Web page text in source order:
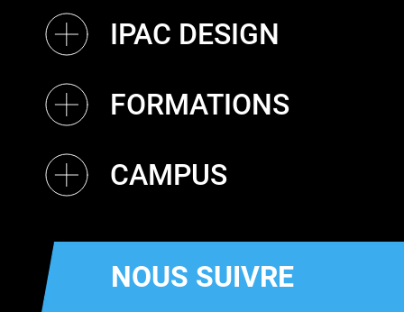
IPAC DESIGN
FORMATIONS
CAMPUS
NOUS SUIVRE